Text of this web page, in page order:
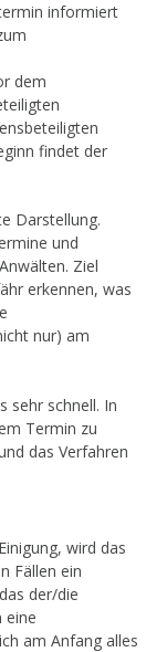
informiert
dem
findet der
Darstellung.
und
Ziel
erkennen, was
nur) am
sehr schnell. In
Termin zu
das Verfahren
wird das
Fällen ein
der/die
eine
am Anfang alles